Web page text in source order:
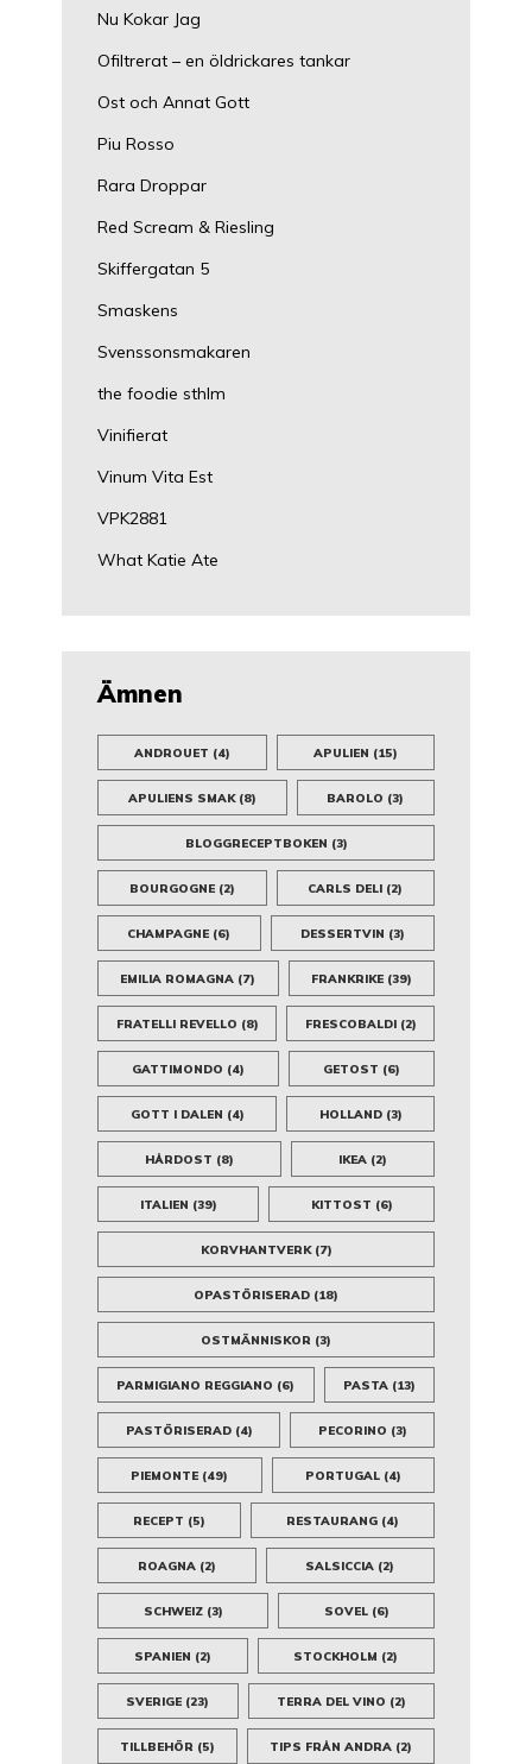
Nu Kokar Jag
Ofiltrerat – en öldrickares tankar
Ost och Annat Gott
Piu Rosso
Rara Droppar
Red Scream & Riesling
Skiffergatan 5
Smaskens
Svenssonsmakaren
the foodie sthlm
Vinifierat
Vinum Vita Est
VPK2881
What Katie Ate
Ämnen
ANDROUET (4) APULIEN (15)
APULIENS SMAK(8) BAROLO (3)
BLOGGRECEPTBOKEN (3)
BOURGOGNE(2) CARLS DELI (2)
CHAMPAGNE (6) DESSERTVIN (3)
EMILIA ROMAGNA (7) FRANKRIKE(39)
FRATELLI REVELLO (8) FRESCOBALDI(2)
GATTIMONDO (4) GETOST (6)
GOTT I DALEN (4) HOLLAND(3)
HÅRDOST (8) IKEA (2)
ITALIEN (39) KITTOST (6)
KORVHANTVERK(7)
OPASTÖRISERAD (18)
OSTMÄNNISKOR (3)
PARMIGIANO REGGIANO (6) PASTA(13)
PASTÖRISERAD(4) PECORINO (3)
PIEMONTE (49) PORTUGAL(4)
RECEPT (5) RESTAURANG (4)
ROAGNA(2) SALSICCIA (2)
SCHWEIZ(3) SOVEL(6)
SPANIEN (2) STOCKHOLM (2)
SVERIGE (23) TERRA DEL VINO (2)
TILLBEHÖR (5) TIPS FRÅN ANDRA (2)